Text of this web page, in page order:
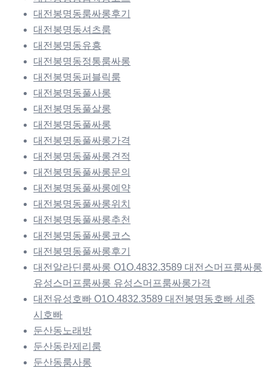
대전봉명동룸싸롱후기
대전봉명동셔츠룸
대전봉명동유흥
대전봉명동정통룸싸롱
대전봉명동퍼블릭룸
대전봉명동풀사롱
대전봉명동풀살롱
대전봉명동풀싸롱
대전봉명동풀싸롱가격
대전봉명동풀싸롱견적
대전봉명동풀싸롱문의
대전봉명동풀싸롱예약
대전봉명동풀싸롱위치
대전봉명동풀싸롱추천
대전봉명동풀싸롱코스
대전봉명동풀싸롱후기
대전알라딘룸싸롱 O1O.4832.3589 대전스머프룸싸롱
유성스머프룸싸롱 유성스머프룸싸롱가격
대전유성호빠 O1O.4832.3589 대전봉명동호빠 세종
시호빠
둔산동노래방
둔산동란제리룸
둔산동룸사롱